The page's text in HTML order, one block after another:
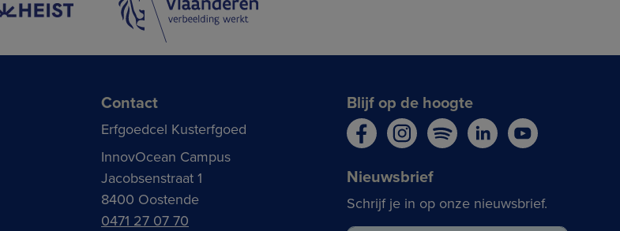
Contact
Erfgoedcel Kusterfgoed
InnovOcean Campus
Jacobsenstraat 1
8400 Oostende
0471 27 07 70
Blijf op de hoogte
Nieuwsbrief
Schrijf je in op onze nieuwsbrief.